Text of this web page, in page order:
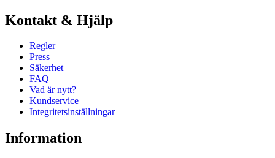
Kontakt & Hjälp
Regler
Press
Säkerhet
FAQ
Vad är nytt?
Kundservice
Integritetsinställningar
Information